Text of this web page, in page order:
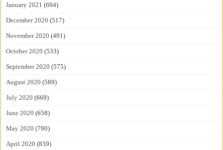
January 2021 (694)
December 2020 (517)
November 2020 (491)
October 2020 (533)
September 2020 (575)
August 2020 (589)
July 2020 (669)
June 2020 (658)
May 2020 (790)
April 2020 (859)